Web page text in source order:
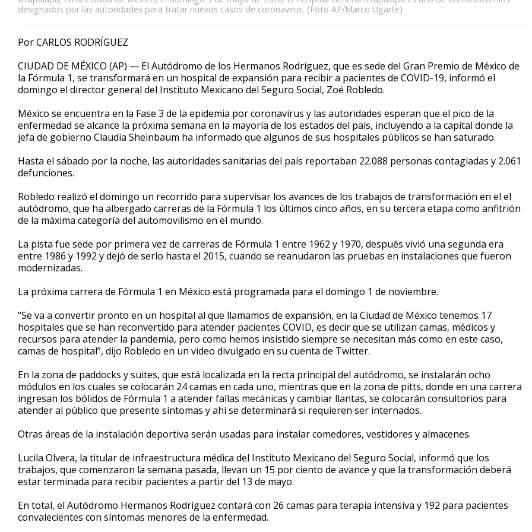
designados por las autoridades para tratar nuevos casos de coronavirus. (Foto AP/Marco Ugarte)
Por CARLOS RODRÍGUEZ
CIUDAD DE MÉXICO (AP) — El Autódromo de los Hermanos Rodríguez, que es sede del Gran Premio de México de
la Fórmula 1, se transformará en un hospital de expansión para recibir a pacientes de COVID-19, informó el
domingo el director general del Instituto Mexicano del Seguro Social, Zoé Robledo.
México se encuentra en la Fase 3 de la epidemia por coronavirus y las autoridades esperan que el pico de la
enfermedad se alcance la próxima semana en la mayoría de los estados del país, incluyendo a la capital donde la
jefa de gobierno Claudia Sheinbaum ha informado que algunos de sus hospitales públicos se han saturado.
Hasta el sábado por la noche, las autoridades sanitarias del país reportaban 22.088 personas contagiadas y 2.061
defunciones.
Robledo realizó el domingo un recorrido para supervisar los avances de los trabajos de transformación en el el
autódromo, que ha albergado carreras de la Fórmula 1 los últimos cinco años, en su tercera etapa como anfitrión
de la máxima categoría del automovilismo en el mundo.
La pista fue sede por primera vez de carreras de Fórmula 1 entre 1962 y 1970, después vivió una segunda era
entre 1986 y 1992 y dejó de serlo hasta el 2015, cuando se reanudaron las pruebas en instalaciones que fueron
modernizadas.
La próxima carrera de Fórmula 1 en México está programada para el domingo 1 de noviembre.
“Se va a convertir pronto en un hospital al que llamamos de expansión, en la Ciudad de México tenemos 17
hospitales que se han reconvertido para atender pacientes COVID, es decir que se utilizan camas, médicos y
recursos para atender la pandemia, pero como hemos insistido siempre se necesitan más como en este caso,
camas de hospital”, dijo Robledo en un video divulgado en su cuenta de Twitter.
En la zona de paddocks y suites, que está localizada en la recta principal del autódromo, se instalarán ocho
módulos en los cuales se colocarán 24 camas en cada uno, mientras que en la zona de pitts, donde en una carrera
ingresan los bólidos de Fórmula 1 a atender fallas mecánicas y cambiar llantas, se colocarán consultorios para
atender al público que presente síntomas y ahí se determinará si requieren ser internados.
Otras áreas de la instalación deportiva serán usadas para instalar comedores, vestidores y almacenes.
Lucila Olvera, la titular de infraestructura médica del Instituto Mexicano del Seguro Social, informó que los
trabajos, que comenzaron la semana pasada, llevan un 15 por ciento de avance y que la transformación deberá
estar terminada para recibir pacientes a partir del 13 de mayo.
En total, el Autódromo Hermanos Rodríguez contará con 26 camas para terapia intensiva y 192 para pacientes
convalecientes con síntomas menores de la enfermedad.